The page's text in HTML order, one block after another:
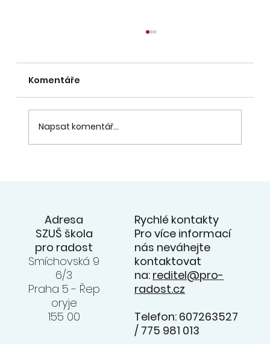
Komentáře
Napsat komentář...
Adresa
SZUŠ škola
pro radost
Smíchovská 9
6/3
Praha 5 - Řep
oryje
155 00
Rychlé kontakty
Pro více informací
nás neváhejte
kontaktovat
na: reditel@pro-
radost.cz
Telefon: 607263527
/ 775 981 013